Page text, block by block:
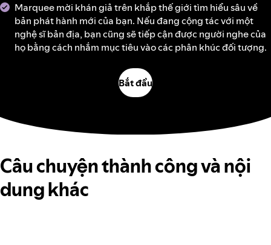
Marquee mời khán giả trên khắp thế giới tìm hiểu sâu về
bản phát hành mới của bạn. Nếu đang cộng tác với một
nghệ sĩ bản địa, bạn cũng sẽ tiếp cận được người nghe của
họ bằng cách nhắm mục tiêu vào các phân khúc đối tượng.
Bắt đầu
Câu chuyện thành công và nội
dung khác